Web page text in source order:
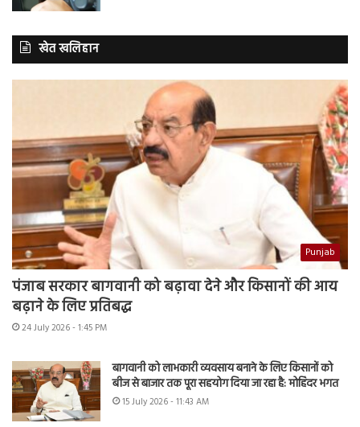
खेत खलिहान
Punjab
पंजाब सरकार बागवानी को बढ़ावा देने और किसानों की आय
बढ़ाने के लिए प्रतिबद्ध
24 July 2026 - 1:45 PM
बागवानी को लाभकारी व्यवसाय बनाने के लिए किसानों को
बीज से बाजार तक पूरा सहयोग दिया जा रहा है: मोहिंदर भगत
15 July 2026 - 11:43 AM